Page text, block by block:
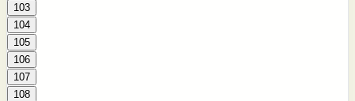
103
104
105
106
107
108